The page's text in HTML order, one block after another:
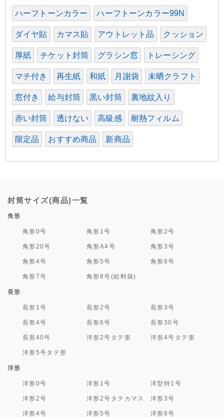
ハーフトーンカラー ハーフトーンカラー99N
ダイヤ貼 カマス貼 アウトレット品 クッション
厚紙 チケット封筒 グラシン窓 トレーシング
マチ付き 再生紙 和紙 月謝袋 未晒クラフト
窓付き 給与封筒 黒い封筒 裏地紋入り
赤い封筒 透けない 高級感 耐熱フィルム
限定品 おすすめ商品 新商品
封筒サイズ(商品)一覧
角形
角形0号 角形1号 角形2号
角形20号 角形A4号 角形3号
角形4号 角形5号 角形6号
角形7号 角形8号(給料袋)
長形
長形1号 長形2号 長形3号
長形4号 長形6号 長形30号
長形40号 洋形2号タテ形 洋形4号タテ形
洋形5号タテ形
洋形
洋形0号 洋形1号 洋型特1号
洋形2号 洋形2号タテカマス 洋形3号
洋形4号 洋形5号 洋形6号